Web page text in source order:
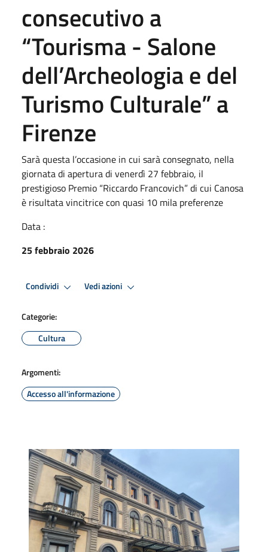
consecutivo a
“Tourisma - Salone
dell’Archeologia e del
Turismo Culturale” a
Firenze
Sarà questa l’occasione in cui sarà consegnato, nella
giornata di apertura di venerdì 27 febbraio, il
prestigioso Premio “Riccardo Francovich” di cui Canosa
è risultata vincitrice con quasi 10 mila preferenze
Data :
25 febbraio 2026
Condividi Vedi azioni
Categorie:
Cultura
Argomenti:
Accesso all'informazione